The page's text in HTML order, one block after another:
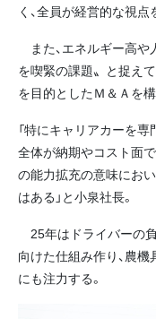
く、全員が経営的な視点
また、エネルギー高
を喫緊の課題〟と捉え
を目的としたＭ＆Ａを構
「特にキャリアカーを
全体が納期やコスト面
の能力拡充の意味にお
はある」と小泉社長。
25年はドライバーの
向けた仕組み作り、農
にも注力する。